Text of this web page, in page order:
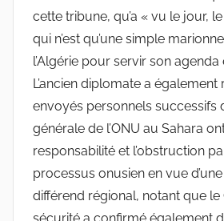
cette tribune, qu’a « vu le jour,
qui n’est qu’une simple
l’Algérie pour servir son agenda
L’ancien diplomate a
envoyés personnels successifs
générale de l’ONU au Sahara
responsabilité et l’obstruction
processus onusien en vue
différend régional, notant que le